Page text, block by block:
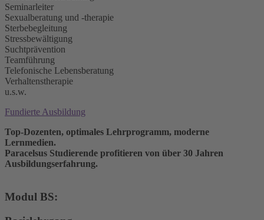
Seminarleiter
Sexualberatung und -therapie
Sterbebegleitung
Stressbewältigung
Suchtprävention
Teamführung
Telefonische Lebensberatung
Verhaltenstherapie
u.s.w.
Fundierte Ausbildung
Top-Dozenten, optimales Lehrprogramm, moderne
Lernmedien.
Paracelsus Studierende profitieren von über 30 Jahren
Ausbildungserfahrung.
Modul BS: